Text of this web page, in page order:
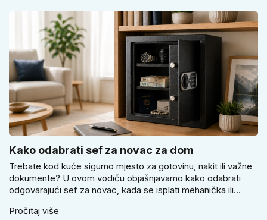
Kako odabrati sef za novac za dom
Trebate kod kuće sigurno mjesto za gotovinu, nakit ili važne
dokumente? U ovom vodiču objašnjavamo kako odabrati
odgovarajući sef za novac, kada se isplati mehanička ili
za stvarnu sigurnost. Dobit ćete praktične savjete za odabir
Pročitaj više